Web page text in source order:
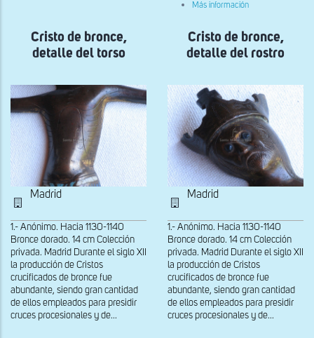
de
los
pies
Más información
bronce,
del
pureza
Cristo de bronce,
detalle del torso
Madrid
1.- Anónimo. Hacia 1130-1140
Bronce dorado. 14 cm Colección
privada. Madrid Durante el siglo XII
la producción de Cristos
crucificados de bronce fue
abundante, siendo gran cantidad
de ellos empleados para presidir
cruces procesionales y de...
Cristo de bronce,
detalle del rostro
Madrid
1.- Anónimo. Hacia 1130-1140
Bronce dorado. 14 cm Colección
privada. Madrid Durante el siglo XII
la producción de Cristos
crucificados de bronce fue
abundante, siendo gran cantidad
de ellos empleados para presidir
cruces procesionales y de...